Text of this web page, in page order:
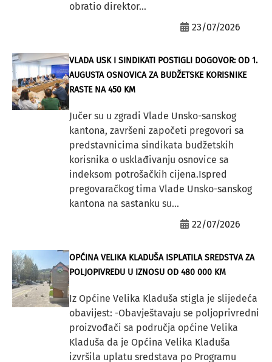
obratio direktor...
23/07/2026
VLADA USK I SINDIKATI POSTIGLI DOGOVOR: OD 1.
AUGUSTA OSNOVICA ZA BUDŽETSKE KORISNIKE
RASTE NA 450 KM
Jučer su u zgradi Vlade Unsko-sanskog
kantona, završeni započeti pregovori sa
predstavnicima sindikata budžetskih
korisnika o usklađivanju osnovice sa
indeksom potrošačkih cijena.Ispred
pregovaračkog tima Vlade Unsko-sanskog
kantona na sastanku su...
22/07/2026
OPĆINA VELIKA KLADUŠA ISPLATILA SREDSTVA ZA
POLJOPIVREDU U IZNOSU OD 480 000 KM
Iz Općine Velika Kladuša stigla je slijedeća
obavijest: -Obavještavaju se poljoprivredni
proizvođači sa područja općine Velika
Kladuša da je Općina Velika Kladuša
izvršila uplatu sredstava po Programu